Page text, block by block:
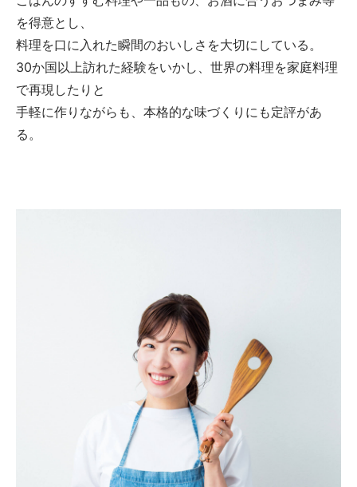
を得意とし、
料理を口に入れた瞬間のおいしさを大切にしている。
30か国以上訪れた経験をいかし、世界の料理を家庭料理
で再現したりと
手軽に作りながらも、本格的な味づくりにも定評があ
る。